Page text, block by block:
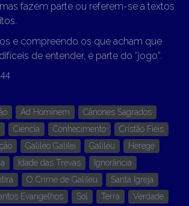
fazem parte ou referem-se a textos
e compreendo os que acham que
de entender, é parte do “jogo”.
Ad Hominem
Cânones Sagrados
Ciência Conhecimento
Cristão Fiéis
Galileo Galilei Galileu
Herege
Idade das Trevas
Ignorância
O Crime de Galileu
Santa Igreja
Evangelhos Sol Terra Verdade